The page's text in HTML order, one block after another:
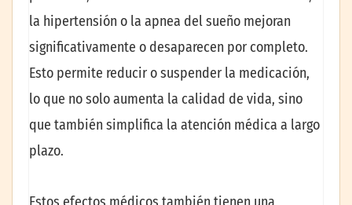
la hipertensión o la apnea del sueño mejoran
significativamente o desaparecen por completo.
Esto permite reducir o suspender la medicación,
lo que no solo aumenta la calidad de vida, sino
que también simplifica la atención médica a largo
plazo.